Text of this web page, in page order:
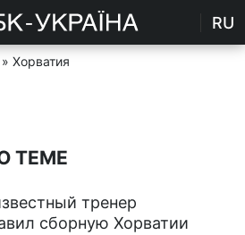
RU
» Хорватия
ТЕМЕ
тренер
сборную Хорватии